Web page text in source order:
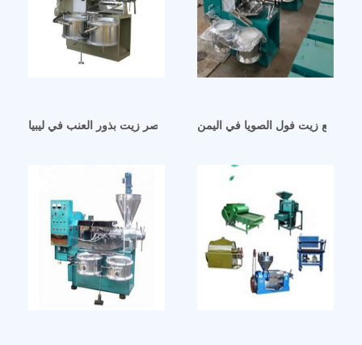
تصنيع آلة عصر زيت بذور العنب في ليبياآلة صنع زيت فول الصويا في اليمن